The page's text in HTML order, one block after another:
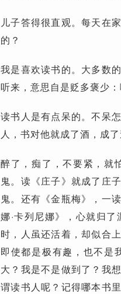
儿子答得很直观。每天在
的？
我是喜欢读书的。大多数
听来，意思自是贬多褒少
读书人是有点呆的。不呆
人，书对他就成了酒，成
醉了，痴了，不要紧，就
鬼。读《庄子》就成了庄
鬼。还有《金瓶梅》，一
娜·卡列尼娜》，心就归
时，人虽还活着，却似合
即使都是极有趣，也不是
大？我是不是做到了？我
谓读书人呢？记得哪本书